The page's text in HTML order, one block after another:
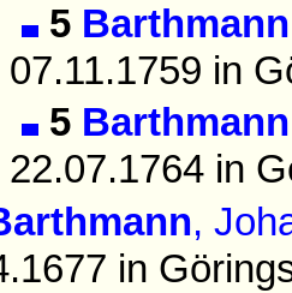
5 Barthmann
07.11.1759 in
5 Barthmann
22.07.1764 in
,
in